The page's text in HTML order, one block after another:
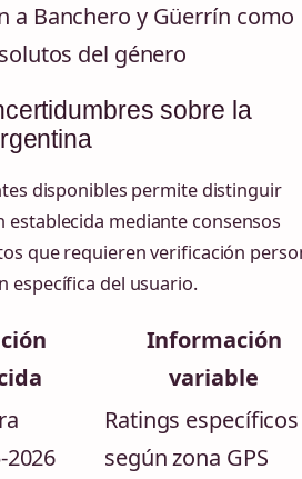
a Banchero y Güerrín como
del género
sobre la
disponibles permite distinguir
mediante consensos
que requieren verificación
específica del usuario.
Información
variable
Ratings específicos
según zona GPS